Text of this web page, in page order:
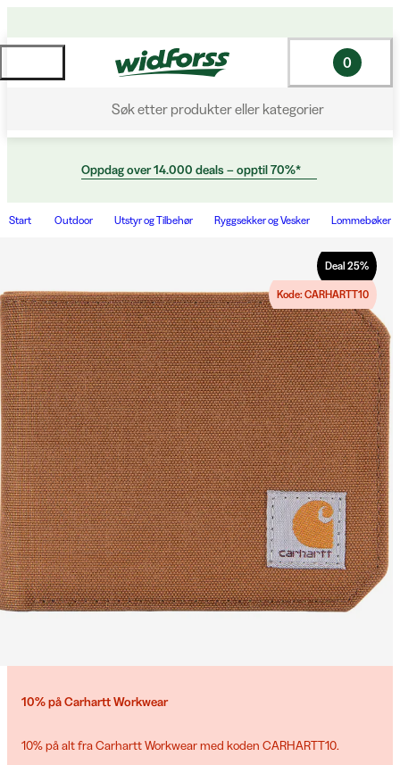
Søk etter produkter eller kategorier
0
Oppdag over 14.000 deals – opptil 70%*
Start Outdoor Utstyr og Tilbehør Ryggsekker og Vesker Lommebøker
Deal 25%
Kode: CARHARTT10
10% på Carhartt Workwear
10% på alt fra Carhartt Workwear med koden CARHARTT10.